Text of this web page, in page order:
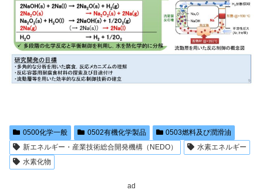
0500化学一般 0502有機化学製品
0503燃料及び潤滑油
新エネルギー・産業技術総合開発機構（NEDO）
水素エネルギー
水素化物
ad